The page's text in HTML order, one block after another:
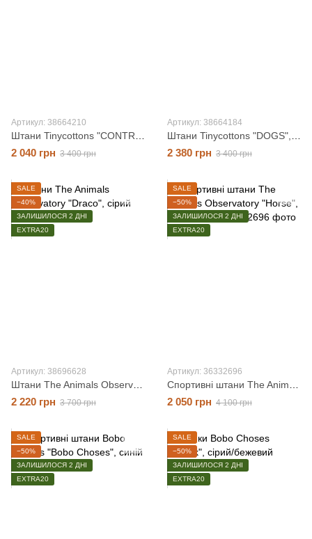
Артикул: 38664210
2 040 грн 3 400 грн
Артикул: 38664184
2 380 грн 3 400 грн
SALE
−40%
ЗАЛИШИЛОСЯ 2 ДНІ
EXTRA20
Артикул: 38696628
2 220 грн 3 700 грн
SALE
−50%
ЗАЛИШИЛОСЯ 2 ДНІ
EXTRA20
Артикул: 36332696
2 050 грн 4 100 грн
SALE
−50%
ЗАЛИШИЛОСЯ 2 ДНІ
EXTRA20
SALE
−50%
ЗАЛИШИЛОСЯ 2 ДНІ
EXTRA20